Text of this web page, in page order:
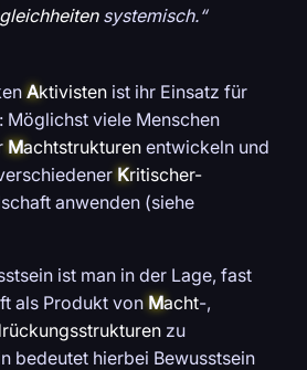
systemisch.“
Aktivisten ist ihr Einsatz für
Möglichst viele Menschen
Machtstrukturen entwickeln und
Kritischer-
anwenden (siehe
ist man in der Lage, fast
als Produkt von Macht-,
zu
bedeutet hierbei Bewusstsein